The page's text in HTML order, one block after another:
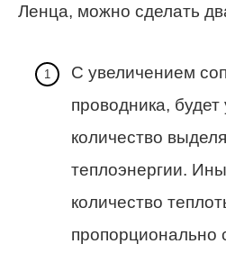
Ленца, можно сделать
С увеличением
проводника, будет
количество
теплоэнергии.
количество
пропорционально